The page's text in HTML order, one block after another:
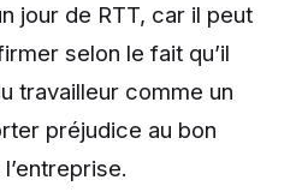
jour de RTT, car il peut
selon le fait qu’il
travailleur comme un
préjudice au bon